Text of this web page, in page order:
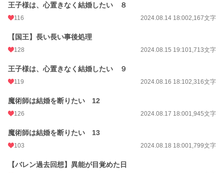
王子様は、心置きなく結婚したい ８
116 2024.08.14 18:002,167文字
【国王】長い長い事後処理
128 2024.08.15 19:101,713文字
王子様は、心置きなく結婚したい ９
119 2024.08.16 18:102,316文字
魔術師は結婚を断りたい 12
126 2024.08.17 18:001,945文字
魔術師は結婚を断りたい 13
103 2024.08.18 18:001,799文字
【バレン過去回想】異能が目覚めた日